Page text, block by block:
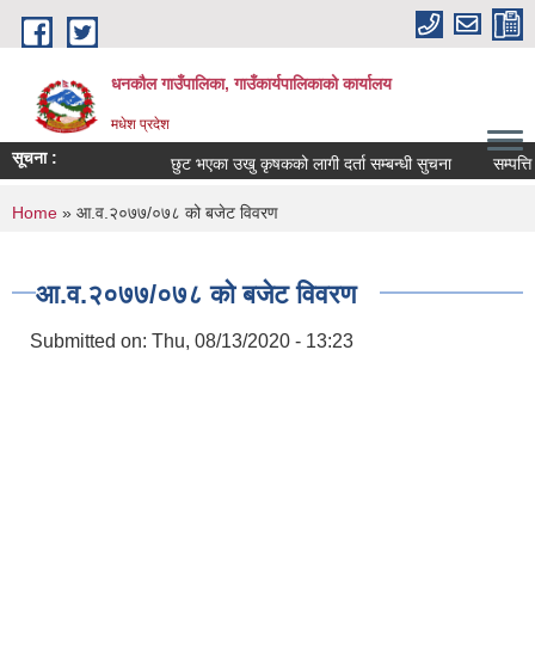
Skip to main content
धनकौल गाउँपालिका, गाउँकार्यपालिकाको कार्यालय
मधेश प्रदेश
सूचना : छुट भएका उखु कृषकको लागी दर्ता सम्बन्धी सुचना सम्पत्ति
You are here
Home » आ.व.२०७७/०७८ को बजेट विवरण
आ.व.२०७७/०७८ को बजेट विवरण
Submitted on: Thu, 08/13/2020 - 13:23